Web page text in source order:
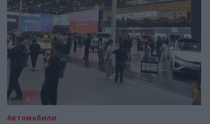
Автомобили